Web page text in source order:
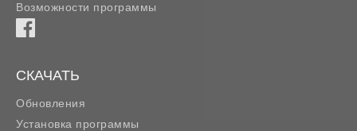
Возможности программы
СКАЧАТЬ
Обновления
Установка программы